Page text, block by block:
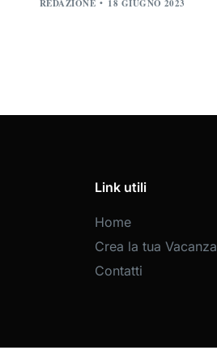
REDAZIONE 18 GIUGNO 2023
Link utili
Home
Crea la tua Vacanza
Contatti